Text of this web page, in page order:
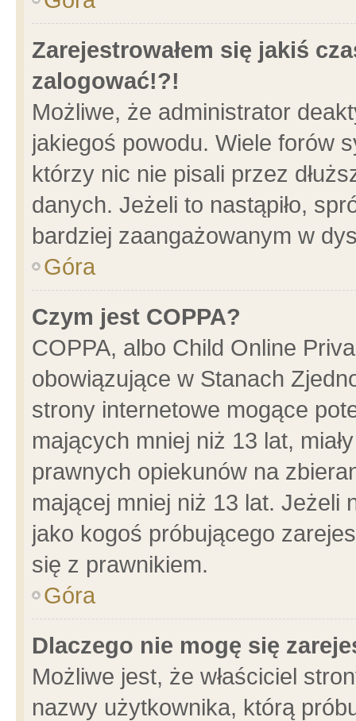
Zarejestrowałem się jakiś
zalogować!?!
Możliwe, że administrator
jakiegoś powodu. Wiele forów
którzy nic nie pisali przez
danych. Jeżeli to nastąpiło,
bardziej zaangażowanym w
Góra
Czym jest COPPA?
COPPA, albo Child Online
obowiązujące w Stanach
strony internetowe mogące
mających mniej niż 13 lat,
prawnych opiekunów na
mającej mniej niż 13 lat. Jeżeli
jako kogoś próbującego
się z prawnikiem.
Góra
Dlaczego nie mogę się
Możliwe jest, że właściciel
nazwy użytkownika, którą